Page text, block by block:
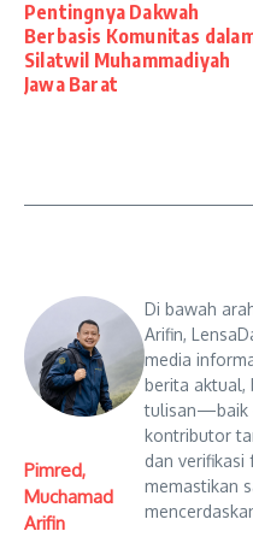
Pentingnya Dakwah
Berbasis Komunitas
Silatwil Muhammadiyah
Jawa Barat
Pimred,
Muchamad
Arifin
Di bawah
Arifin,
media
berita aktual,
tulisan—baik
kontributor
dan
memastikan